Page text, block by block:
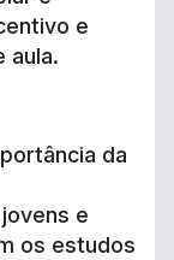
e
aula.
da
e
os estudos